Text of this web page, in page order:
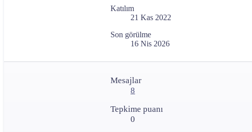
Katılım
21 Kas 2022
Son görülme
16 Nis 2026
Mesajlar
8
Tepkime puanı
0